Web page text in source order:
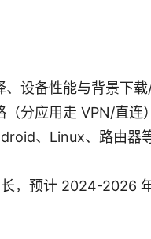
设备性能与背景下载/
分应用走 VPN/直连
、Linux、路由器
，预计 2024-2026